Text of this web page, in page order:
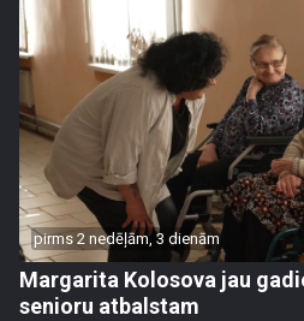
pirms 2 nedēļām, 3 dienām
Margarita Kolosova jau
senioru atbalstam